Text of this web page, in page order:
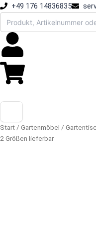
Zum
springen
+49 176 14836835
Start / Gartenmöbel /
2 Größen lieferbar